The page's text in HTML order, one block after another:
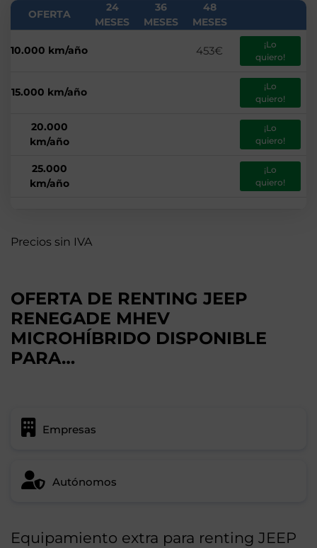
OFERTA
24
MESES
36
MESES
48
MESES
10.000 km/año 453€
¡Lo
quiero!
15.000 km/año
¡Lo
quiero!
20.000
km/año
¡Lo
quiero!
25.000
km/año
¡Lo
quiero!
Precios sin IVA
OFERTA DE RENTING JEEP
RENEGADE MHEV
MICROHÍBRIDO DISPONIBLE
PARA…
Empresas
Autónomos
Equipamiento extra para renting JEEP